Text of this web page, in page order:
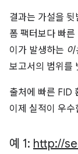
결과는 가설을
폼 팩터보다 빠
이가 발생하는 이
보고서의 범위를
출처에 빠른 FID
이제 실적이 우
예 1: http://